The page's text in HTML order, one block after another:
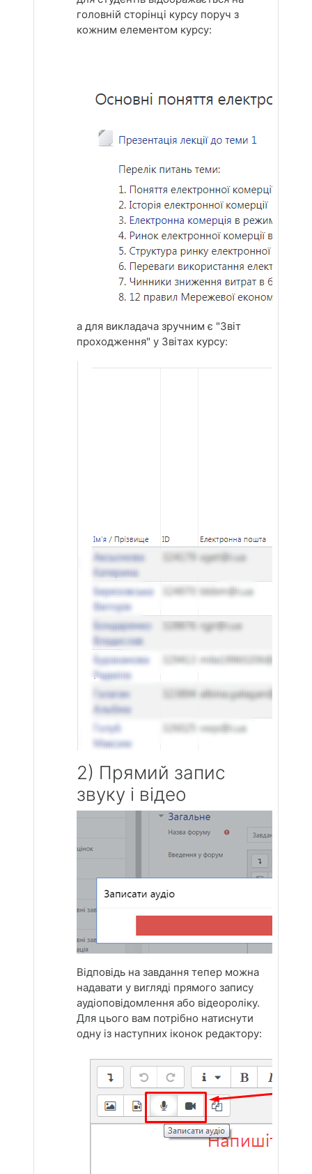
головній сторінці курсу поруч з
кожним елементом курсу:
а для викладача зручним є "Звіт
проходження" у Звітах курсу:
2) Прямий запис
звуку і відео
Відповідь на завдання тепер можна
надавати у вигляді прямого запису
аудіоповідомлення або відеороліку.
Для цього вам потрібно натиснути
одну із наступних іконок редактору: